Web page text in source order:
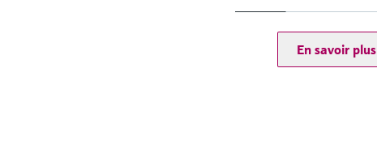
En savoir plus